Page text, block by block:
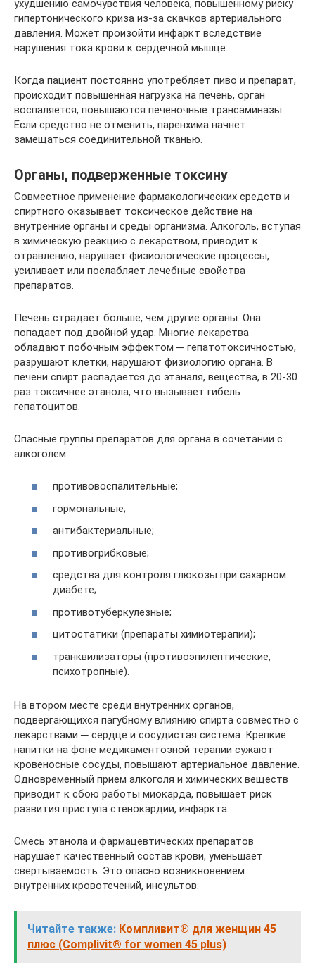
ухудшению самочувствия человека, повышенному риску
гипертонического криза из-за скачков артериального
давления. Может произойти инфаркт вследствие
нарушения тока крови к сердечной мышце.
Когда пациент постоянно употребляет пиво и препарат,
происходит повышенная нагрузка на печень, орган
воспаляется, повышаются печеночные трансаминазы.
Если средство не отменить, паренхима начнет
замещаться соединительной тканью.
Органы, подверженные токсину
Совместное применение фармакологических средств и
спиртного оказывает токсическое действие на
внутренние органы и среды организма. Алкоголь, вступая
в химическую реакцию с лекарством, приводит к
отравлению, нарушает физиологические процессы,
усиливает или послабляет лечебные свойства
препаратов.
Печень страдает больше, чем другие органы. Она
попадает под двойной удар. Многие лекарства
обладают побочным эффектом ─ гепатотоксичностью,
разрушают клетки, нарушают физиологию органа. В
печени спирт распадается до этаналя, вещества, в 20-30
раз токсичнее этанола, что вызывает гибель
гепатоцитов.
Опасные группы препаратов для органа в сочетании с
алкоголем:
противовоспалительные;
гормональные;
антибактериальные;
противогрибковые;
средства для контроля глюкозы при сахарном
диабете;
противотуберкулезные;
цитостатики (препараты химиотерапии);
транквилизаторы (противоэпилептические,
психотропные).
На втором месте среди внутренних органов,
подвергающихся пагубному влиянию спирта совместно с
лекарствами ─ сердце и сосудистая система. Крепкие
напитки на фоне медикаментозной терапии сужают
кровеносные сосуды, повышают артериальное давление.
Одновременный прием алкоголя и химических веществ
приводит к сбою работы миокарда, повышает риск
развития приступа стенокардии, инфаркта.
Смесь этанола и фармацевтических препаратов
нарушает качественный состав крови, уменьшает
свертываемость. Это опасно возникновением
внутренних кровотечений, инсультов.
Читайте также: Компливит® для женщин 45
плюс (Complivit® for women 45 plus)